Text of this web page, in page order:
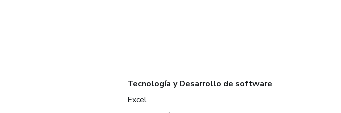
Tecnología y Desarrollo de software
Excel